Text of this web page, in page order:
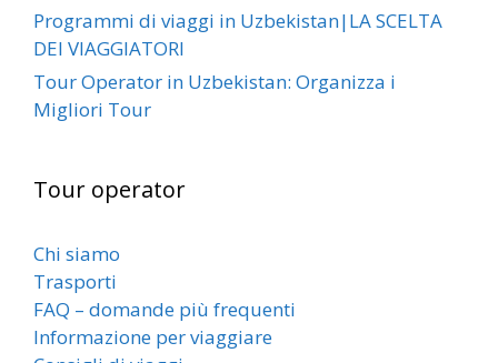
Programmi di viaggi in Uzbekistan|LA SCELTA
DEI VIAGGIATORI
Tour Operator in Uzbekistan: Organizza i
Migliori Tour
Tour operator
Chi siamo
Trasporti
FAQ – domande più frequenti
Informazione per viaggiare